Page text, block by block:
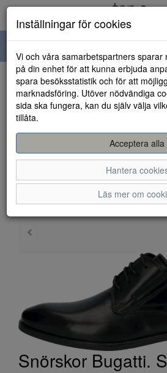
navigation
HEM
Snörskor Bugatti.
Inställningar för cookies
Vi och våra samarbetspartners sparar
på din enhet för att kunna erbjuda
spara besöksstatistik och för att
marknadsföring. Utöver nödvändiga
sida ska fungera, kan du själv välja
tillåta.
Acceptera alla
Hantera
Läs mer om